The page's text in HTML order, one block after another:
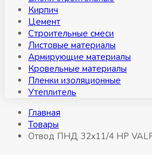
Кирпич
Цемент
Строительные смеси
Листовые материалы
Армирующие материалы
Кровельные материалы
Пленки изоляционные
Утеплитель
Главная
Товары
Отвод ПНД 32х11/4 НР